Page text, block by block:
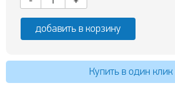
добавить в корзину
Купить в один клик